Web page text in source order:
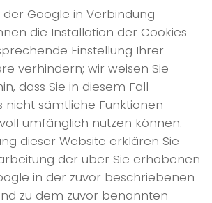
Google in Verbindung
die Installation der Cookies
Einstellung Ihrer
verhindern; wir weisen Sie
dass Sie in diesem Fall
sämtliche Funktionen
umfänglich nutzen können.
dieser Website erklären Sie
der über Sie erhobenen
in der zuvor beschriebenen
zu dem zuvor benannten